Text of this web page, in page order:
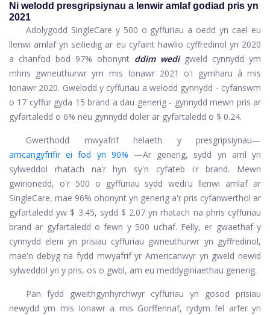
Ni welodd presgripsiynau a lenwir amlaf godiad pris yn
2021
Adolygodd SingleCare y 500 o gyffuriau a oedd yn cael eu
llenwi amlaf yn seiliedig ar eu cyfaint hawlio cyffredinol yn 2020
a chanfod bod 97% ohonynt ddim wedi gweld cynnydd ym
mhris gwneuthurwr ym mis Ionawr 2021 o'i gymharu â mis
Ionawr 2020. Gwelodd y cyffuriau a welodd gynnydd - cyfanswm
o 17 cyffur gyda 15 brand a dau generig - gynnydd mewn pris ar
gyfartaledd o 6% neu gynnydd doler ar gyfartaledd o $ 0.24.
Gwerthodd mwyafrif helaeth y presgripsiynau—
amcangyfrifir ei fod yn 90% —Ar generig, sydd yn aml yn
sylweddol rhatach na'r hyn sy'n cyfateb i'r brand. Mewn
gwirionedd, o'r 500 o gyffuriau sydd wedi'u llenwi amlaf ar
SingleCare, mae 96% ohonynt yn generig a'r pris cyfanwerthol ar
gyfartaledd yw $ 3.45, sydd $ 2.07 yn rhatach na phris cyffuriau
brand ar gyfartaledd o fewn y 500 uchaf. Felly, er gwaethaf y
cynnydd eleni yn prisiau cyffuriau gwneuthurwr yn gyffredinol,
mae'n debyg na fydd mwyafrif yr Americanwyr yn gweld newid
sylweddol yn y pris, os o gwbl, am eu meddyginiaethau generig.
Pan fydd gweithgynhyrchwyr cyffuriau yn gosod prisiau
newydd ym mis Ionawr a mis Gorffennaf, rydym fel arfer yn